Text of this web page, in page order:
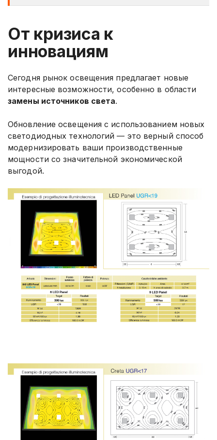
От кризиса к
инновациям
Сегодня рынок освещения предлагает новые
интересные возможности, особенно в области
замены источников света.
Обновление освещения с использованием новых
светодиодных технологий — это верный способ
модернизировать ваши производственные
мощности со значительной экономической
выгодой.